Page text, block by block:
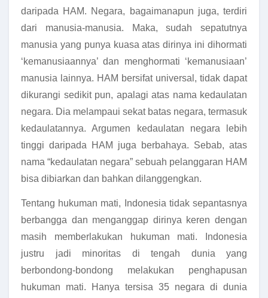
daripada HAM. Negara, bagaimanapun juga, terdiri
dari manusia-manusia. Maka, sudah sepatutnya
manusia yang punya kuasa atas dirinya ini dihormati
‘kemanusiaannya’ dan menghormati ‘kemanusiaan’
manusia lainnya. HAM bersifat universal, tidak dapat
dikurangi sedikit pun, apalagi atas nama kedaulatan
negara. Dia melampaui sekat batas negara, termasuk
kedaulatannya. Argumen kedaulatan negara lebih
tinggi daripada HAM juga berbahaya. Sebab, atas
nama “kedaulatan negara” sebuah pelanggaran HAM
bisa dibiarkan dan bahkan dilanggengkan.
Tentang hukuman mati, Indonesia tidak sepantasnya
berbangga dan menganggap dirinya keren dengan
masih memberlakukan hukuman mati. Indonesia
justru jadi minoritas di tengah dunia yang
berbondong-bondong melakukan penghapusan
hukuman mati. Hanya tersisa 35 negara di dunia